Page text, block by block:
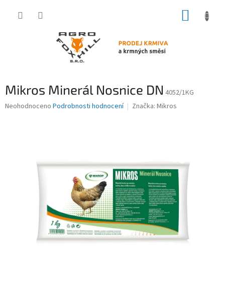
Mikros Minerál Nosnice DN 4052/1KG
Průměrné
Neohodnoceno Podrobnosti hodnocení Značka: Mikros